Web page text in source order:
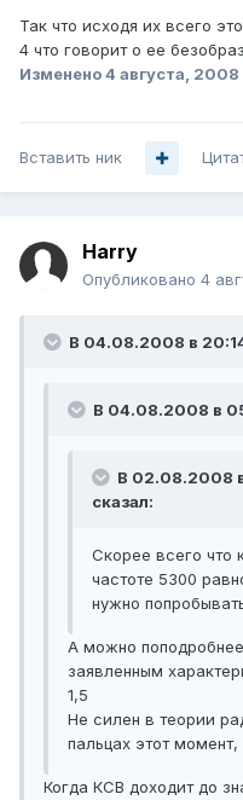
Так что исходя их всего
4 что говорит о ее
Изменено4 августа, 2008
Вставить ник
Harry
Опубликовано 4
В 04.08.2008 в
В 04.08.2008 в
В 02.08.2008
сказал:
Скорее всего что
частоте 5300
нужно
А можно
заявленным
1,5
Не силен в теории
пальцах этот
Когда КСВ доходит до